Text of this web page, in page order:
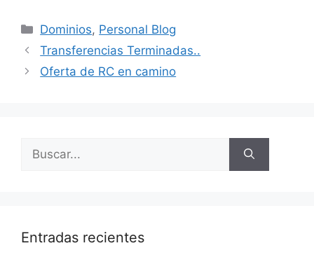
Categorías
Dominios, Personal Blog
Transferencias Terminadas..
Oferta de RC en camino
Entradas recientes